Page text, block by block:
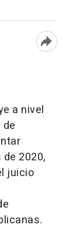
a nivel
2020,
juicio